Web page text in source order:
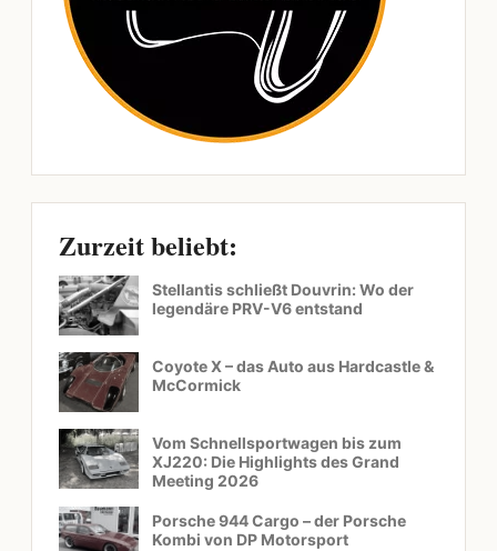
Zurzeit beliebt:
Stellantis schließt Douvrin: Wo der
legendäre PRV-V6 entstand
Coyote X – das Auto aus Hardcastle &
McCormick
Vom Schnellsportwagen bis zum
XJ220: Die Highlights des Grand
Meeting 2026
Porsche 944 Cargo – der Porsche
Kombi von DP Motorsport